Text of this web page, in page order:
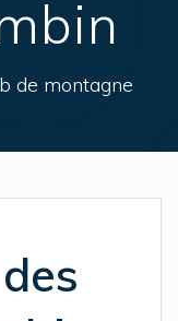
de montagne